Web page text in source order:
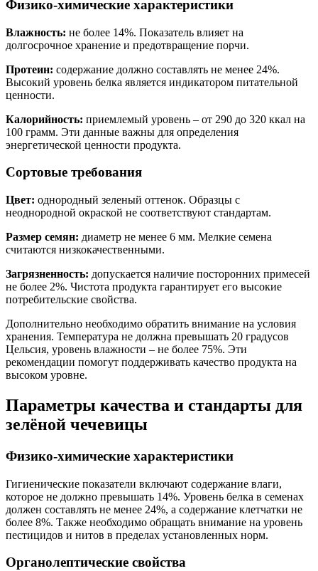
Физико-химические характеристики
Влажность: не более 14%. Показатель влияет на
долгосрочное хранение и предотвращение порчи.
Протеин: содержание должно составлять не менее 24%.
Высокий уровень белка является индикатором питательной
ценности.
Калорийность: приемлемый уровень – от 290 до 320 ккал на
100 грамм. Эти данные важны для определения
энергетической ценности продукта.
Сортовые требования
Цвет: однородный зеленый оттенок. Образцы с
неоднородной окраской не соответствуют стандартам.
Размер семян: диаметр не менее 6 мм. Мелкие семена
считаются низкокачественными.
Загрязненность: допускается наличие посторонних примесей
не более 2%. Чистота продукта гарантирует его высокие
потребительские свойства.
Дополнительно необходимо обратить внимание на условия
хранения. Температура не должна превышать 20 градусов
Цельсия, уровень влажности – не более 75%. Эти
рекомендации помогут поддерживать качество продукта на
высоком уровне.
Параметры качества и стандарты для
зелёной чечевицы
Физико-химические характеристики
Гигиенические показатели включают содержание влаги,
которое не должно превышать 14%. Уровень белка в семенах
должен составлять не менее 24%, а содержание клетчатки не
более 8%. Также необходимо обращать внимание на уровень
пестицидов и нитов в пределах установленных норм.
Органолептические свойства